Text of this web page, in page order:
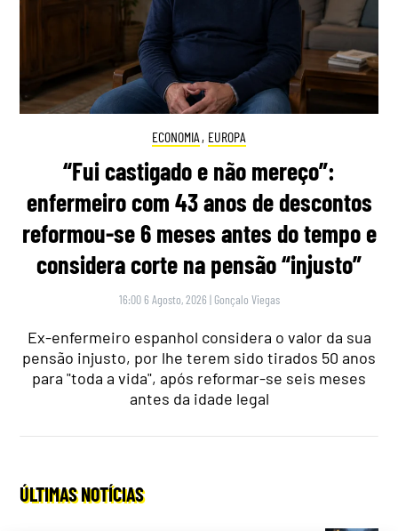
ECONOMIA , EUROPA
“Fui castigado e não mereço”:
enfermeiro com 43 anos de descontos
reformou-se 6 meses antes do tempo e
considera corte na pensão “injusto”
16:00 6 Agosto, 2026 | Gonçalo Viegas
Ex-enfermeiro espanhol considera o valor da sua
pensão injusto, por lhe terem sido tirados 50 anos
para "toda a vida", após reformar-se seis meses
antes da idade legal
ÚLTIMAS NOTÍCIAS